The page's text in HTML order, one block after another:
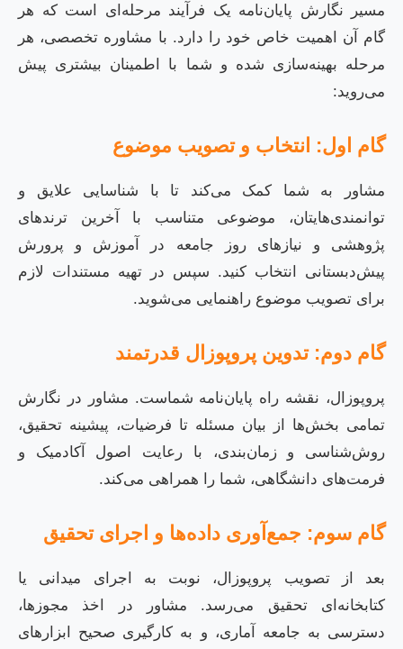
مسیر نگارش پایان‌نامه یک فرآیند مرحله‌ای است که هر
گام آن اهمیت خاص خود را دارد. با مشاوره تخصصی، هر
مرحله بهینه‌سازی شده و شما با اطمینان بیشتری پیش
می‌روید:
گام اول: انتخاب و تصویب موضوع
مشاور به شما کمک می‌کند تا با شناسایی علایق و
توانمندی‌هایتان، موضوعی متناسب با آخرین ترندهای
پژوهشی و نیازهای روز جامعه در آموزش و پرورش
پیش‌دبستانی انتخاب کنید. سپس در تهیه مستندات لازم
برای تصویب موضوع راهنمایی می‌شوید.
گام دوم: تدوین پروپوزال قدرتمند
پروپوزال، نقشه راه پایان‌نامه شماست. مشاور در نگارش
تمامی بخش‌ها از بیان مسئله تا فرضیات، پیشینه تحقیق،
روش‌شناسی و زمان‌بندی، با رعایت اصول آکادمیک و
فرمت‌های دانشگاهی، شما را همراهی می‌کند.
گام سوم: جمع‌آوری داده‌ها و اجرای تحقیق
بعد از تصویب پروپوزال، نوبت به اجرای میدانی یا
کتابخانه‌ای تحقیق می‌رسد. مشاور در اخذ مجوزها،
دسترسی به جامعه آماری، و به کارگیری صحیح ابزارهای